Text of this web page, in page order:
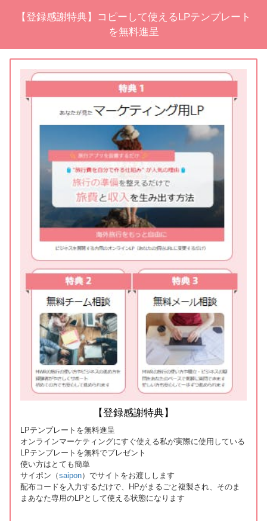
【登録感謝特典】コピーして使えるLPテンプレート
を無料進呈
【登録感謝特典】
LPテンプレートを無料進呈
オンラインマーケティングにすぐ使える私が実際に使用している
LPテンプレートを無料でプレゼント
使い方はとても簡単
サイポン（saipon）でサイトをお渡しします
配布コードを入力するだけで、HPがまるごと複製され、そのま
まあなた専用のLPとして使える状態になります